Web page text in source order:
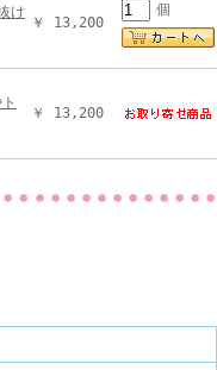
け
￥ 13,200
個
￥ 13,200